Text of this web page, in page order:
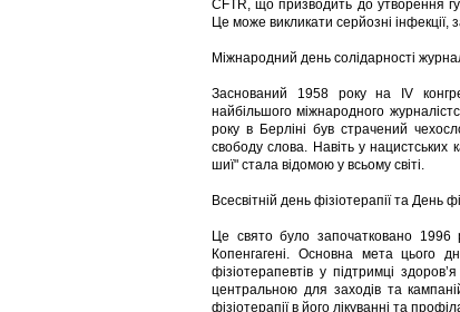
CFTR, що призводить до утворення
Це може викликати серйозні інфекції,
Міжнародний день солідарності
Заснований 1958 року на IV
найбільшого міжнародного
року в Берліні був страчений
свободу слова. Навіть у нацистських
шиї" стала відомою у всьому світі.
Всесвітній день фізіотерапії та День
Це свято було започатковано 1996
Копенгагені. Основна мета цього
фізіотерапевтів у підтримці
центральною для заходів та
фізіотерапії в його лікуванні та